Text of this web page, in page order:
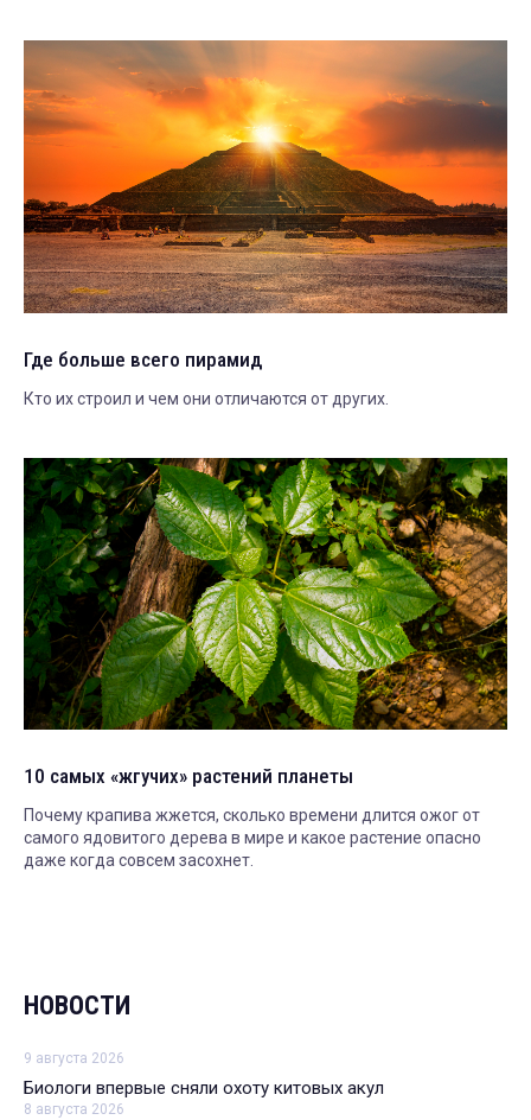
Где больше всего пирамид
Кто их строил и чем они отличаются от других.
10 самых «жгучих» растений планеты
Почему крапива жжется, сколько времени длится ожог от
самого ядовитого дерева в мире и какое растение опасно
даже когда совсем засохнет.
НОВОСТИ
9 августа 2026
Биологи впервые сняли охоту китовых акул
8 августа 2026